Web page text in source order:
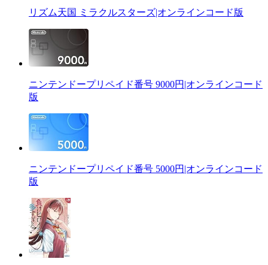
リズム天国 ミラクルスターズ|オンラインコード版
ニンテンドープリペイド番号 9000円|オンラインコード
版
ニンテンドープリペイド番号 5000円|オンラインコード
版